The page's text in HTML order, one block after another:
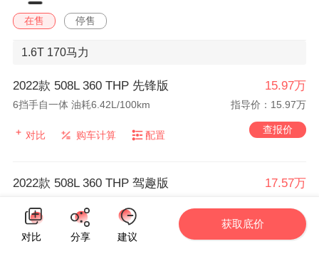
在售 停售
1.6T 170马力
2022款 508L 360 THP 先锋版 15.97万
6挡手自一体 油耗6.42L/100km 指导价：15.97万
对比 购车计算 配置 查报价
2022款 508L 360 THP 驾趣版 17.57万
对比 购车计算
查报价
对比
分享 建议
获取底价